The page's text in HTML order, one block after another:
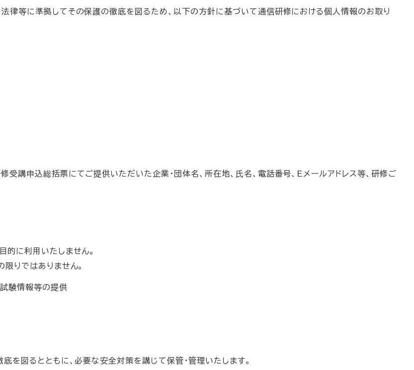
律等に準拠してその保護の徹底を図るため、以下の方針に基づいて通信研修における個人情報のお取り
講申込総括票にてご提供いただいた企業・団体名、所在地、氏名、電話番号、Eメールアドレス等、研修ご
的に利用いたしません。
りではありません。
試験情報等の提供
を図るとともに、必要な安全対策を講じて保管・管理いたします。